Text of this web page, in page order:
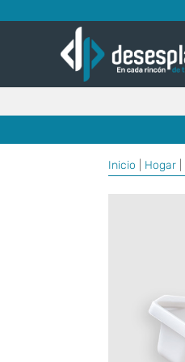
Inicio Hogar